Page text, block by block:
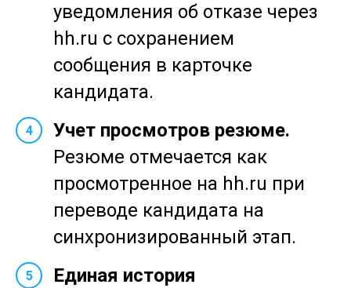
уведомления об отказе через
hh.ru с сохранением
сообщения в карточке
кандидата.
4
Учет просмотров резюме.
Резюме отмечается как
просмотренное на hh.ru при
переводе кандидата на
синхронизированный этап.
5
Единая история